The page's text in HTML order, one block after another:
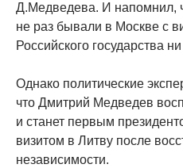
Д.Медведева. И напомнил,
не раз бывали в Москве с
Российского государства
Однако политические
что Дмитрий Медведев
и станет первым
визитом в Литву после
независимости.